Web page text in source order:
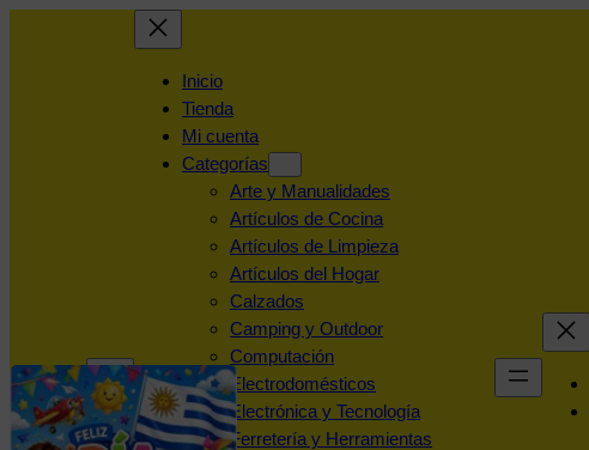
Inicio
Tienda
Mi cuenta
Categorías
Arte y Manualidades
Artículos de Cocina
Artículos de Limpieza
Artículos del Hogar
Calzados
Camping y Outdoor
Computación
Electrodomésticos
Electrónica y Tecnología
Ferretería y Herramientas